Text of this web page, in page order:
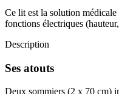
Ce lit est la solution
fonctions électriques
Description
Ses atouts
Deux sommiers (2 x 70 cm)